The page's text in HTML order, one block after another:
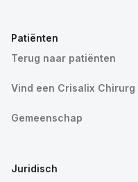
Patiënten
Terug naar patiënten
Vind een Crisalix Chirurg
Gemeenschap
Juridisch